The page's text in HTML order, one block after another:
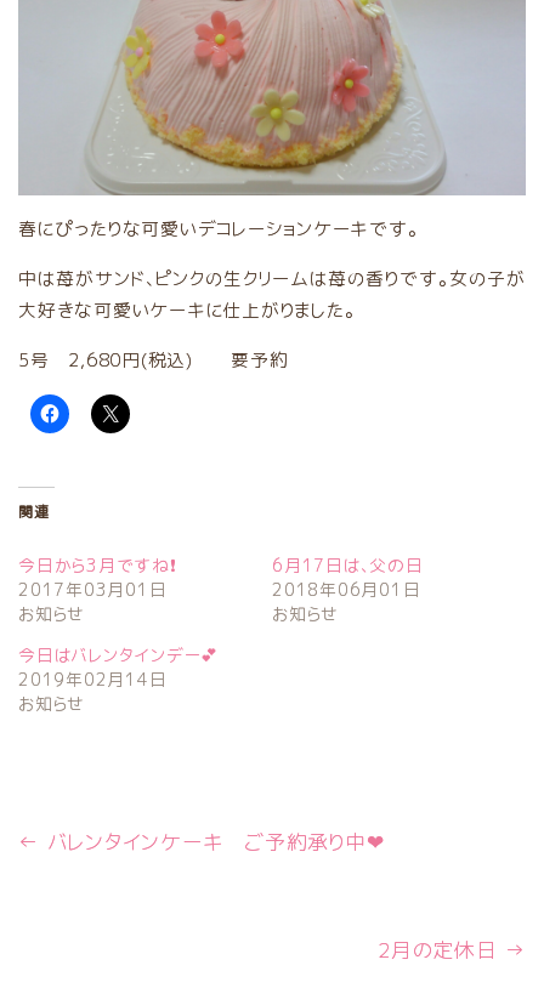
春にぴったりな可愛いデコレーションケーキです。
中は苺がサンド、ピンクの生クリームは苺の香りです。女の子が
大好きな可愛いケーキに仕上がりました。
5号 2,680円(税込) 要予約
関連
今日から3月ですね❗
2017年03月01日
お知らせ
6月17日は、父の日
2018年06月01日
お知らせ
今日はバレンタインデー💕
2019年02月14日
お知らせ
← バレンタインケーキ ご予約承り中❤
2月の定休日 →